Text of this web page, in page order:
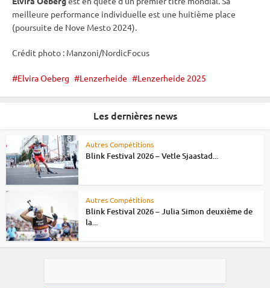
meilleure performance individuelle est une huitième place
(poursuite de Nove Mesto 2024).
Crédit photo : Manzoni/NordicFocus
Elvira Oeberg Lenzerheide Lenzerheide 2025
Les dernières news
Autres Compétitions
Blink Festival 2026 – Vetle Sjaastad...
Autres Compétitions
Blink Festival 2026 – Julia Simon deuxième de
la...